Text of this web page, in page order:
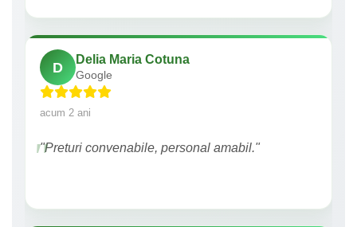
D
Delia Maria Cotuna
Google
acum 2 ani
"Preturi convenabile, personal amabil."